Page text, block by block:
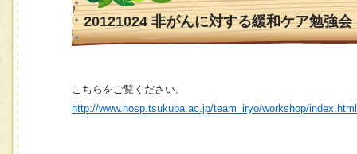
20121024 非がんに対する緩和ケア勉強
こちらをご覧ください。
http://www.hosp.tsukuba.ac.jp/team_iryo/workshop/